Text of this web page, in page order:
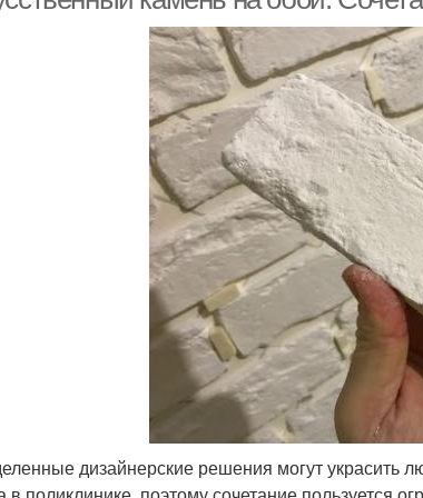
дизайнерские решения могут